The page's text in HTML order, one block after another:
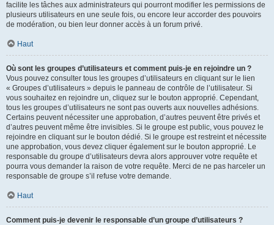
facilite les tâches aux administrateurs qui pourront modifier les permissions de
plusieurs utilisateurs en une seule fois, ou encore leur accorder des pouvoirs
de modération, ou bien leur donner accès à un forum privé.
Haut
Où sont les groupes d’utilisateurs et comment puis-je en rejoindre un ?
Vous pouvez consulter tous les groupes d’utilisateurs en cliquant sur le lien
« Groupes d’utilisateurs » depuis le panneau de contrôle de l’utilisateur. Si
vous souhaitez en rejoindre un, cliquez sur le bouton approprié. Cependant,
tous les groupes d’utilisateurs ne sont pas ouverts aux nouvelles adhésions.
Certains peuvent nécessiter une approbation, d’autres peuvent être privés et
d’autres peuvent même être invisibles. Si le groupe est public, vous pouvez le
rejoindre en cliquant sur le bouton dédié. Si le groupe est restreint et nécessite
une approbation, vous devez cliquer également sur le bouton approprié. Le
responsable du groupe d’utilisateurs devra alors approuver votre requête et
pourra vous demander la raison de votre requête. Merci de ne pas harceler un
responsable de groupe s’il refuse votre demande.
Haut
Comment puis-je devenir le responsable d’un groupe d’utilisateurs ?